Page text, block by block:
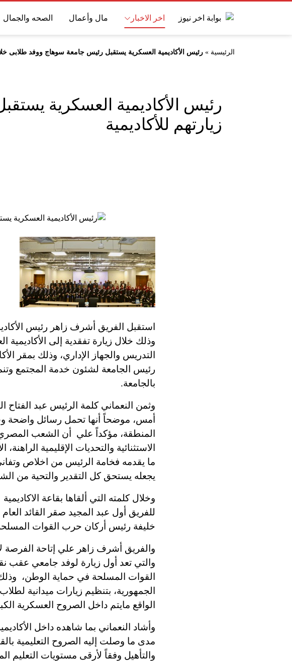
اخر الاخبار مال وأعمال الصحه والجمال
الرئيسية »رئيس الأكاديمية العسكرية يستقبل رئيس جامعة سوهاج ووفد طلابى خلال
رئيس الأكاديمية العسكرية
زيارتهم للأكاديمية
استقبل الفريق أشرف زاهر رئيس
وذلك خلال زيارة تفقدية إلى
التدريس والجهاز الإداري، وذلك بمقر
رئيس الجامعة لشئون خدمة المجتمع
بالجامعة.
وثمن النعماني كلمة الرئيس عبد
أمس، موضحاً أنها تحمل رسائل واضحة
المنطقة، مؤكداً علي أن الشعب
الاستثنائية والتحديات الإقليمية
ما يقدمه فخامة الرئيس من اخلاص
يجعله يستحق كل التقدير والتحية من
وخلال كلمته التي ألقاها بقاعة
للفريق أول عبد المجيد صقر القائد
خليفة رئيس أركان حرب القوات
والفريق أشرف زاهر علي إتاحة الفرصة
والتي تعد أول زيارة لوفد جامعي عقب
القوات المسلحة في حماية الوطن،
الجمهورية، بتنظيم زيارات ميدانية
الواقع مايتم داخل الصروح العسكرية
وأشاد النعماني بما شاهده داخل
مدى ما وصلت إليه الصروح التعليمية
والتأهيل وفقاً لأرقى مستويات